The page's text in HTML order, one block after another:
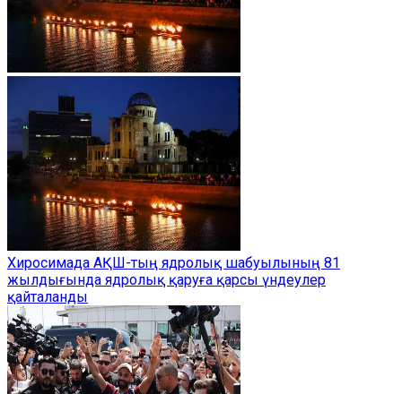
Хиросимада АҚШ-тың ядролық шабуылының 81
жылдығында ядролық қаруға қарсы үндеулер
қайталанды